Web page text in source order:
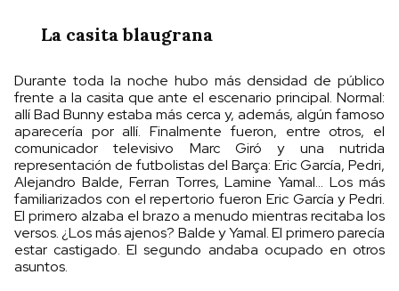
La casita blaugrana
Durante toda la noche hubo más densidad de público
frente a la casita que ante el escenario principal. Normal:
allí Bad Bunny estaba más cerca y, además, algún famoso
aparecería por allí. Finalmente fueron, entre otros, el
comunicador televisivo Marc Giró y una nutrida
representación de futbolistas del Barça: Eric García, Pedri,
Alejandro Balde, Ferran Torres, Lamine Yamal... Los más
familiarizados con el repertorio fueron Eric García y Pedri.
El primero alzaba el brazo a menudo mientras recitaba los
versos. ¿Los más ajenos? Balde y Yamal. El primero parecía
estar castigado. El segundo andaba ocupado en otros
asuntos.